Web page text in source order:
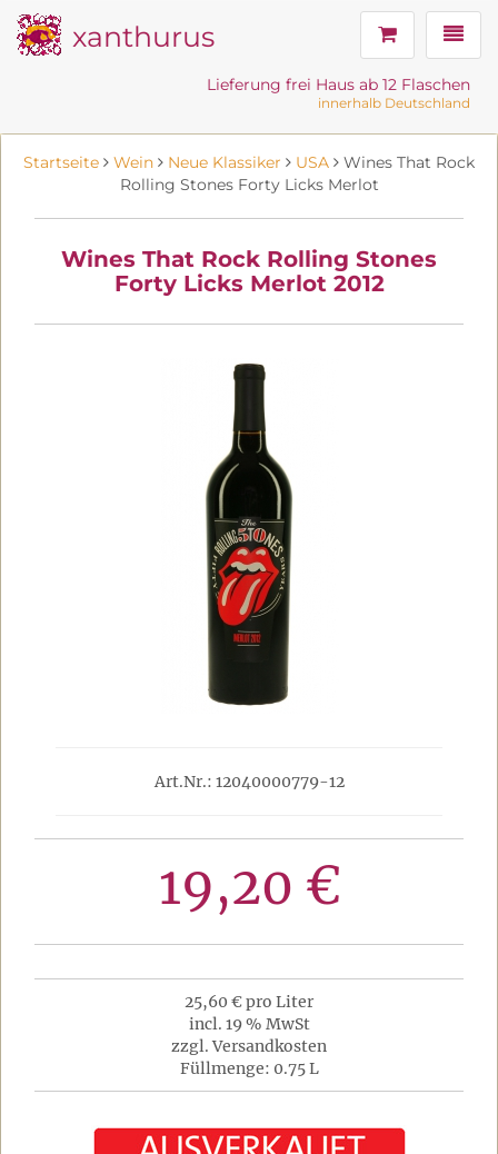
xanthurus
Lieferung frei Haus ab 12 Flaschen
innerhalb Deutschland
Startseite Wein Neue Klassiker USA
Wines That Rock
Rolling Stones Forty Licks Merlot
Wines That Rock Rolling Stones
Forty Licks Merlot 2012
Art.Nr.: 12040000779-12
19,20 €
25,60 € pro Liter
incl. 19 % MwSt
zzgl. Versandkosten
Füllmenge: 0.75 L